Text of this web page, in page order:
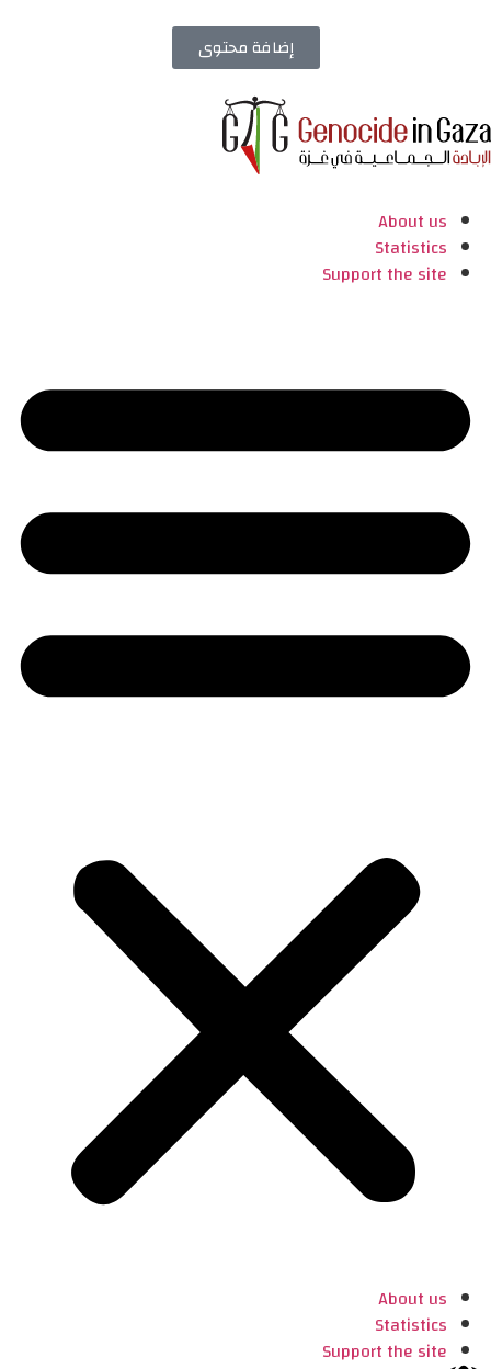
إضافة محتوى
About us
Statistics
Support the site
About us
Statistics
Support the site